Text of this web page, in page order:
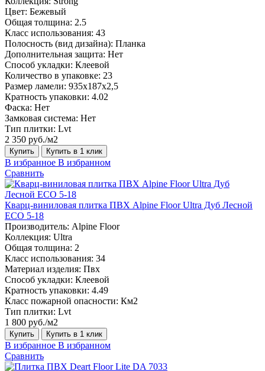
Цвет: Бежевый
Общая толщина: 2.5
Класс использования: 43
Полосность (вид дизайна): Планка
Дополнительная защита: Нет
Способ укладки: Клеевой
Количество в упаковке: 23
Размер ламели: 935х187х2,5
Кратность упаковки: 4.02
Фаска: Нет
Замковая система: Нет
Тип плитки: Lvt
2 350 руб./м2
Купить Купить в 1 клик
В избранное В избранном
Сравнить
Кварц-виниловая плитка ПВХ Alpine Floor Ultra Дуб Лесной
ECO 5-18
Производитель: Alpine Floor
Коллекция: Ultra
Общая толщина: 2
Класс использования: 34
Материал изделия: Пвх
Способ укладки: Клеевой
Кратность упаковки: 4.49
Класс пожарной опасности: Км2
Тип плитки: Lvt
1 800 руб./м2
Купить Купить в 1 клик
В избранное В избранном
Сравнить